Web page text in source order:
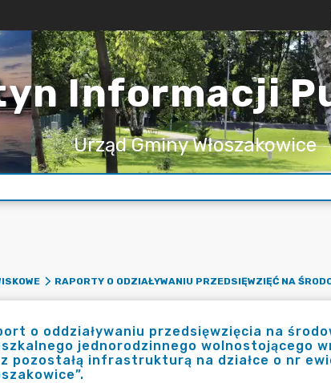
Informacji
Urząd Gminy Włoszakowice
RAPORTY O ODZIAŁYWANIU PRZEDSIĘWZIĘĆ NA
o oddziaływaniu przedsięwzięcia na
jednorodzinnego wolnostojącego
pozostałą infrastrukturą na działce o nr